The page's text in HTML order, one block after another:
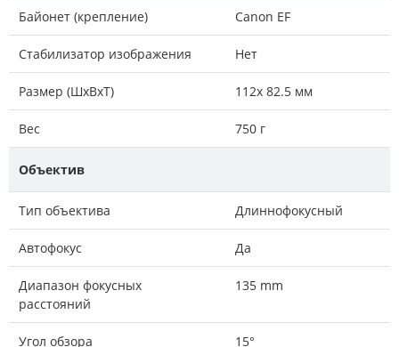
Байонет (крепление) Canon EF
Стабилизатор изображения Нет
Размер (ШxВxТ) 112x 82.5 мм
Вес 750 г
Объектив
Тип объектива Длиннофокусный
Автофокус Да
Диапазон фокусных
расстояний
135 mm
Угол обзора 15°